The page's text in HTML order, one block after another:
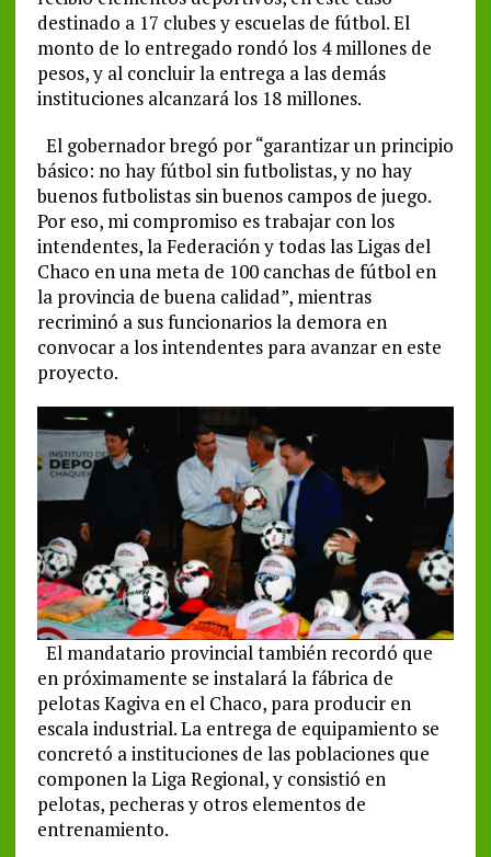
destinado a 17 clubes y escuelas de fútbol. El
monto de lo entregado rondó los 4 millones de
pesos, y al concluir la entrega a las demás
instituciones alcanzará los 18 millones.
El gobernador bregó por “garantizar un principio
básico: no hay fútbol sin futbolistas, y no hay
buenos futbolistas sin buenos campos de juego.
Por eso, mi compromiso es trabajar con los
intendentes, la Federación y todas las Ligas del
Chaco en una meta de 100 canchas de fútbol en
la provincia de buena calidad”, mientras
recriminó a sus funcionarios la demora en
convocar a los intendentes para avanzar en este
proyecto.
El mandatario provincial también recordó que
en próximamente se instalará la fábrica de
pelotas Kagiva en el Chaco, para producir en
escala industrial. La entrega de equipamiento se
concretó a instituciones de las poblaciones que
componen la Liga Regional, y consistió en
pelotas, pecheras y otros elementos de
entrenamiento.